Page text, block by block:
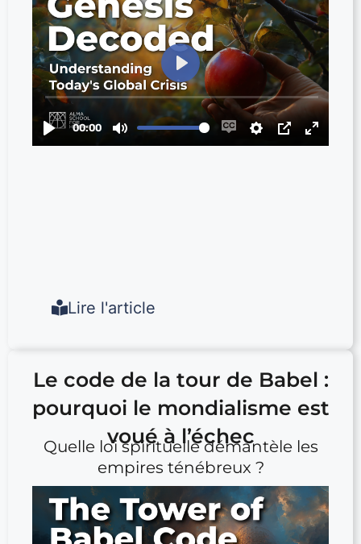
Lire l'article
Le code de la tour de Babel :
pourquoi le mondialisme est
voué à l’échec
Quelle loi spirituelle démantèle les
empires ténébreux ?